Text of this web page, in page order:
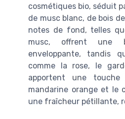
cosmétiques bio, séduit
de musc blanc, de bois
notes de fond, telles
musc, offrent une
enveloppante, tandis
comme la rose, le
apportent une
mandarine orange et le
une fraîcheur pétillante,